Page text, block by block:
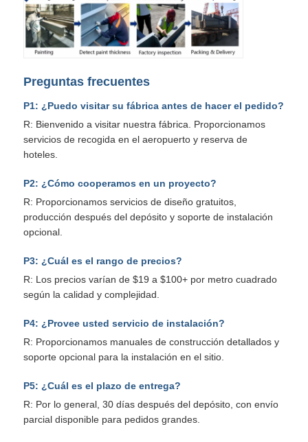
Preguntas frecuentes
P1: ¿Puedo visitar su fábrica antes de hacer el pedido?
R: Bienvenido a visitar nuestra fábrica. Proporcionamos
servicios de recogida en el aeropuerto y reserva de
hoteles.
P2: ¿Cómo cooperamos en un proyecto?
R: Proporcionamos servicios de diseño gratuitos,
producción después del depósito y soporte de instalación
opcional.
P3: ¿Cuál es el rango de precios?
R: Los precios varían de $19 a $100+ por metro cuadrado
según la calidad y complejidad.
P4: ¿Provee usted servicio de instalación?
R: Proporcionamos manuales de construcción detallados y
soporte opcional para la instalación en el sitio.
P5: ¿Cuál es el plazo de entrega?
R: Por lo general, 30 días después del depósito, con envío
parcial disponible para pedidos grandes.